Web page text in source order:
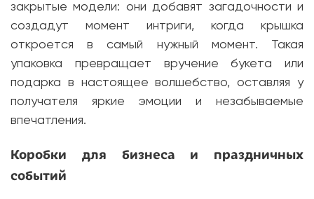
закрытые модели: они добавят загадочности и
создадут момент интриги, когда крышка
откроется в самый нужный момент. Такая
упаковка превращает вручение букета или
подарка в настоящее волшебство, оставляя у
получателя яркие эмоции и незабываемые
впечатления.
Коробки для бизнеса и праздничных
событий